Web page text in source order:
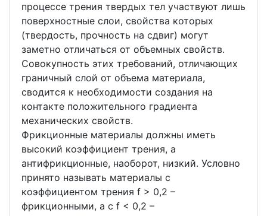
процессе трения твердых тел участвуют лишь
поверхностные слои, свойства которых
(твердость, прочность на сдвиг) могут
заметно отличаться от объемных свойств.
Совокупность этих требований, отличающих
граничный слой от объема материала,
сводится к необходимости создания на
контакте положительного градиента
механических свойств.
Фрикционные материалы должны иметь
высокий коэффициент трения, а
антифрикционные, наоборот, низкий. Условно
принято называть материалы с
коэффициентом трения f > 0,2 –
фрикционными, а с f < 0,2 –